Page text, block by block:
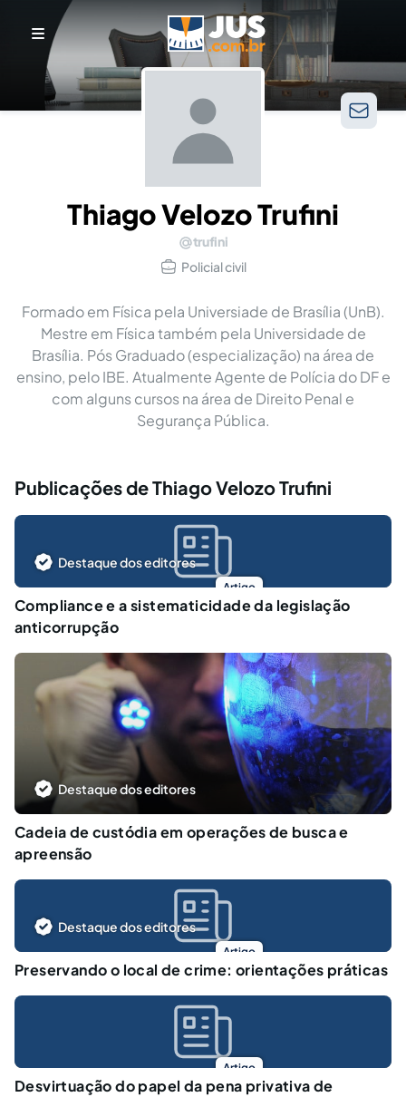
Thiago Velozo Trufini
trufini
Policial civil
Formado em Física pela Universiade de Brasília (UnB).
Mestre em Física também pela Universidade de
Brasília. Pós Graduado (especialização) na área de
ensino, pelo IBE. Atualmente Agente de Polícia do DF e
com alguns cursos na área de Direito Penal e
Segurança Pública.
Publicações de Thiago Velozo Trufini
Artigo
Destaque dos editores
Compliance e a sistematicidade da legislação
anticorrupção
Destaque dos editores
Cadeia de custódia em operações de busca e
apreensão
Artigo
Destaque dos editores
Preservando o local de crime: orientações práticas
Artigo
Desvirtuação do papel da pena privativa de